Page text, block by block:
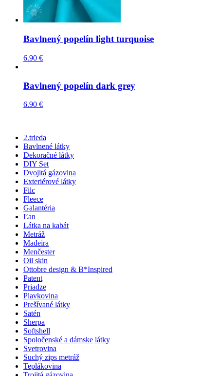
Bavlnený popelín light turquoise
6.90 €
Bavlnený popelín dark grey
6.90 €
2.trieda
Bavlnené látky
Dekoračné látky
DIY Set
Dvojitá gázovina
Exteriérové látky
Filc
Fleece
Galantéria
Ľan
Látka na kabát
Metráž
Madeira
Menčester
Oil skin
Ottobre design & B*Inspired
Patent
Priadze
Plavkovina
Prešívané látky
Satén
Sherpa
Softshell
Spoločenské a dámske látky
Svetrovina
Suchý zips metráž
Teplákovina